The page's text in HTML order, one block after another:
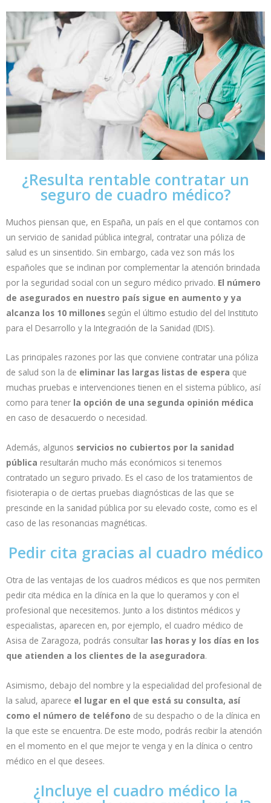
¿Resulta rentable contratar un
seguro de cuadro médico?
Muchos piensan que, en España, un país en el que contamos con
un servicio de sanidad pública integral, contratar una póliza de
salud es un sinsentido. Sin embargo, cada vez son más los
españoles que se inclinan por complementar la atención brindada
por la seguridad social con un seguro médico privado. El número
de asegurados en nuestro país sigue en aumento y ya
alcanza los 10 millones según el último estudio del del Instituto
para el Desarrollo y la Integración de la Sanidad (IDIS).
Las principales razones por las que conviene contratar una póliza
de salud son la de eliminar las largas listas de espera que
muchas pruebas e intervenciones tienen en el sistema público, así
como para tener la opción de una segunda opinión médica
en caso de desacuerdo o necesidad.
Además, algunos servicios no cubiertos por la sanidad
pública resultarán mucho más económicos si tenemos
contratado un seguro privado. Es el caso de los tratamientos de
fisioterapia o de ciertas pruebas diagnósticas de las que se
prescinde en la sanidad pública por su elevado coste, como es el
caso de las resonancias magnéticas.
Pedir cita gracias al cuadro médico
Otra de las ventajas de los cuadros médicos es que nos permiten
pedir cita médica en la clínica en la que lo queramos y con el
profesional que necesitemos. Junto a los distintos médicos y
especialistas, aparecen en, por ejemplo, el cuadro médico de
Asisa de Zaragoza, podrás consultar las horas y los días en los
que atienden a los clientes de la aseguradora.
Asimismo, debajo del nombre y la especialidad del profesional de
la salud, aparece el lugar en el que está su consulta, así
como el número de teléfono de su despacho o de la clínica en
la que este se encuentra. De este modo, podrás recibir la atención
en el momento en el que mejor te venga y en la clínica o centro
médico en el que desees.
¿Incluye el cuadro médico la